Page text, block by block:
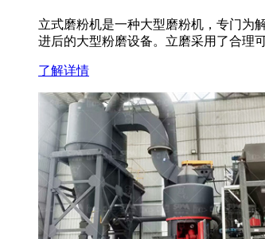
立式磨粉机是一种大型磨粉机，专门为
进后的大型粉磨设备。立磨采用了合理
了解详情